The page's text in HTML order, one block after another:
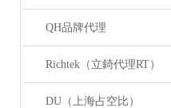
QH品牌代理
Richtek（立錡代理RT）
DU（上海占空比）